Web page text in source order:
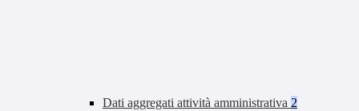
Dati aggregati attività amministrativa 2